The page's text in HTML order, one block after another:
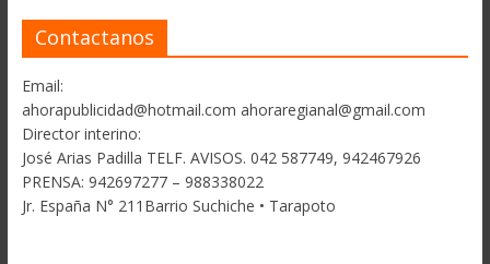
Contactanos
Email:
ahorapublicidad@hotmail.com ahoraregianal@gmail.com
Director interino:
José Arias Padilla TELF. AVISOS. 042 587749, 942467926
PRENSA: 942697277 – 988338022
Jr. España N° 211Barrio Suchiche • Tarapoto